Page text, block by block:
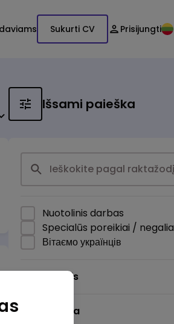
Sukurti CV Prisijungti
Išsami paieška
Nuotolinis darbas
Specialūs poreikiai / negalia
Вітаємо українців
Darbo sritis
Darbo vieta